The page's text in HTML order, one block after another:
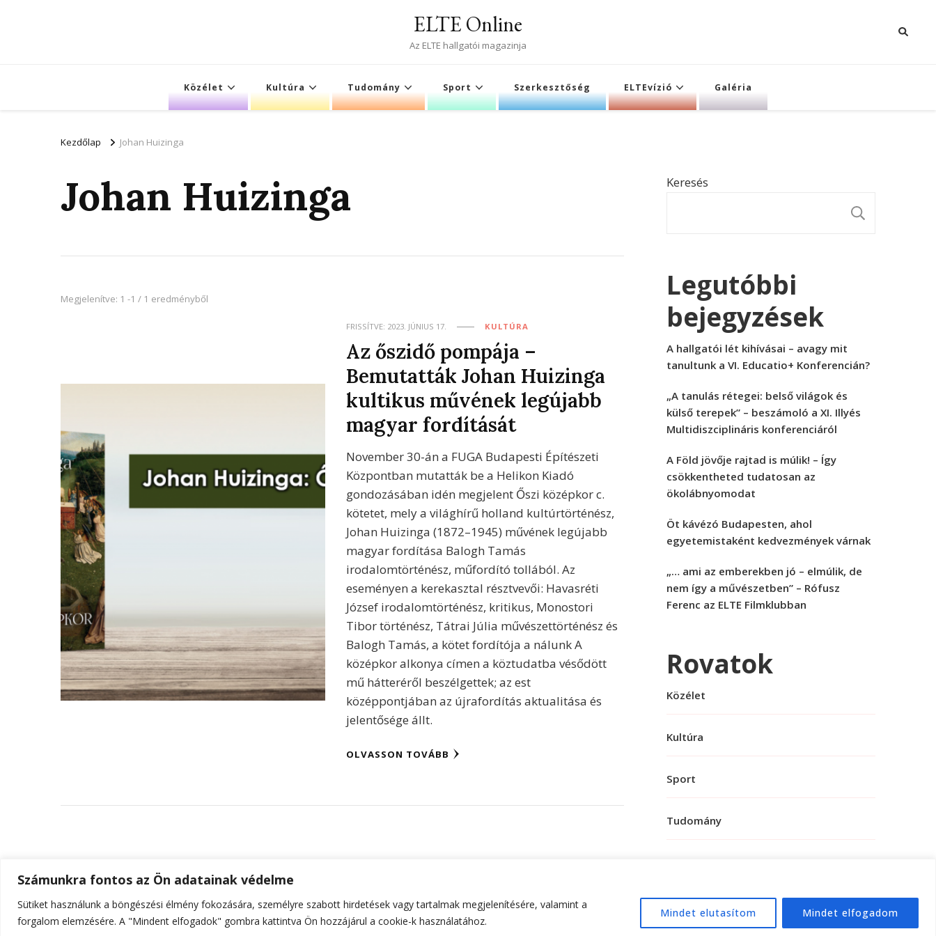
Számunkra fontos az Ön adatainak védelme
Sütiket használunk a böngészési élmény fokozására, személyre szabott hirdetések vagy tartalmak megjelenítésére, valamint a
forgalom elemzésére. A "Mindent elfogadok" gombra kattintva Ön hozzájárul a cookie-k használatához.
Mindet elutasítom Mindet elfogadom
ELTE Online
Az ELTE hallgatói magazinja
Közélet Kultúra Tudomány Sport Szerkesztőség ELTEvízió Galéria
Kezdőlap Johan Huizinga
Johan Huizinga
Megjelenítve: 1 -1 / 1 eredményből
FRISSÍTVE: 2023. JÚNIUS 17. KULTÚRA
Az őszidő pompája –
Bemutatták Johan Huizinga
kultikus művének legújabb
magyar fordítását
November 30-án a FUGA Budapesti Építészeti
Központban mutatták be a Helikon Kiadó
gondozásában idén megjelent Őszi középkor c.
kötetet, mely a világhírű holland kultúrtörténész,
Johan Huizinga (1872–1945) művének legújabb
magyar fordítása Balogh Tamás
irodalomtörténész, műfordító tollából. Az
eseményen a kerekasztal résztvevői: Havasréti
József irodalomtörténész, kritikus, Monostori
Tibor történész, Tátrai Júlia művészettörténész és
Balogh Tamás, a kötet fordítója a nálunk A
középkor alkonya címen a köztudatba vésődött
mű hátteréről beszélgettek; az est
középpontjában az újrafordítás aktualitása és
jelentősége állt.
OLVASSON TOVÁBB
Keresés
Legutóbbi
bejegyzések
A hallgatói lét kihívásai – avagy mit
tanultunk a VI. Educatio+ Konferencián?
„A tanulás rétegei: belső világok és
külső terepek” – beszámoló a XI. Illyés
Multidiszciplináris konferenciáról
A Föld jövője rajtad is múlik! – Így
csökkentheted tudatosan az
ökolábnyomodat
Öt kávézó Budapesten, ahol
egyetemistaként kedvezmények várnak
„… ami az emberekben jó – elmúlik, de
nem így a művészetben” – Rófusz
Ferenc az ELTE Filmklubban
Rovatok
Közélet
Kultúra
Sport
Tudomány
© Szerzői jog 2026ELTE Online . Minden jog fenntartva.Hello Fashion | Fejlesztette WordPress.